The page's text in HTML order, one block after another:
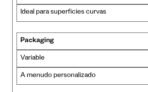
Ideal para superficies curvas
Packaging
Variable
A menudo personalizado